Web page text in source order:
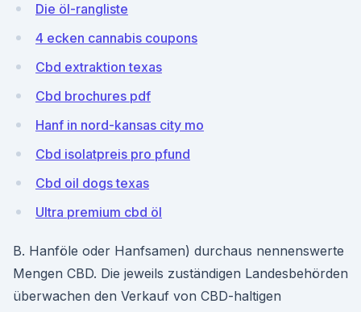
Die öl-rangliste
4 ecken cannabis coupons
Cbd extraktion texas
Cbd brochures pdf
Hanf in nord-kansas city mo
Cbd isolatpreis pro pfund
Cbd oil dogs texas
Ultra premium cbd öl
B. Hanföle oder Hanfsamen) durchaus nennenswerte
Mengen CBD. Die jeweils zuständigen Landesbehörden
überwachen den Verkauf von CBD-haltigen